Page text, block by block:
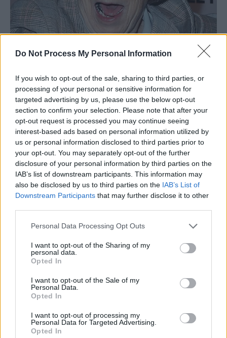
Do Not Process My Personal Information
If you wish to opt-out of the sale, sharing to third parties, or
processing of your personal or sensitive information for
targeted advertising by us, please use the below opt-out
section to confirm your selection. Please note that after your
opt-out request is processed you may continue seeing
interest-based ads based on personal information utilized by
us or personal information disclosed to third parties prior to
your opt-out. You may separately opt-out of the further
disclosure of your personal information by third parties on the
IAB’s list of downstream participants. This information may
also be disclosed by us to third parties on the IAB’s List of
Downstream Participants that may further disclose it to other
Personal Data Processing Opt Outs
I want to opt-out of the Sharing of my
personal data.
Opted In
I want to opt-out of the Sale of my
Personal Data.
Opted In
I want to opt-out of processing my
Personal Data for Targeted Advertising.
Opted In